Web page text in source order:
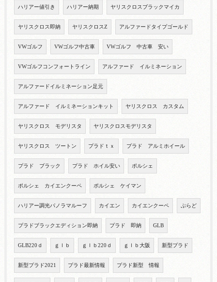
ハリアー値引き ハリアー納期 ヤリスクロスブラックマイカ
ヤリスクロス即納 ヤリスクロスZ アルファードタイプゴールド
VWゴルフ VWゴルフ中古車 VWゴルフ 中古車 安い
VWゴルフコンフォートライン アルファード イルミネーション
アルファードイルミネーション足元
アルファード イルミネーションキット ヤリスクロス カスタム
ヤリスクロス モデリスタ ヤリスクロスモデリスタ
ヤリスクロス ツートン プラドｔｘ プラド アルミホイール
プラド ブラック プラド ホイル安い ポルシェ
ポルシェ カイエンクーペ ポルシェ ケイマン
ハリアー調光パノラマルーフ カイエン カイエンクーペ ぷらど
プラドブラックエディション即納 プラド 即納 GLB
GLB220ｄ ｇｌｂ ｇｌｂ220ｄ ｇｌｂ大阪 新型プラド
新型プラド2021 プラド最新情報 プラド新型 情報